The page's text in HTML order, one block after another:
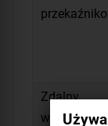
Zdalny
wskaźnik